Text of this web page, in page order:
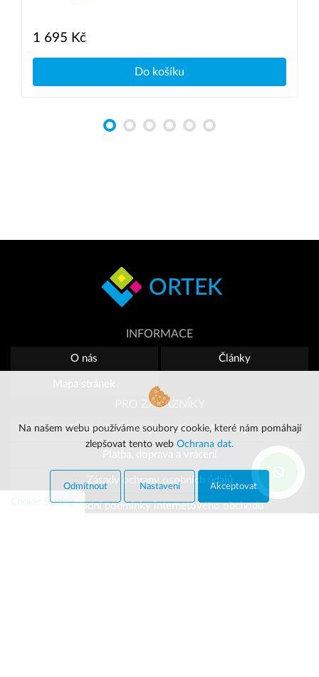
1 695 Kč
Do košíku
ORTEK
INFORMACE
O nás Články
Mapa stránek
PRO ZÁKAZNÍKY
Webová stránka pro velkoobchodníky
Platba, doprava a vrácení
Zásady ochrany osobních údajů
Obchodní podmínky internetového obchodu
Na našem webu používáme soubory cookie, které nám pomáhají
zlepšovat tento web Ochrana dat.
Odmítnout Nastavení Akceptovat
Cookie Setting